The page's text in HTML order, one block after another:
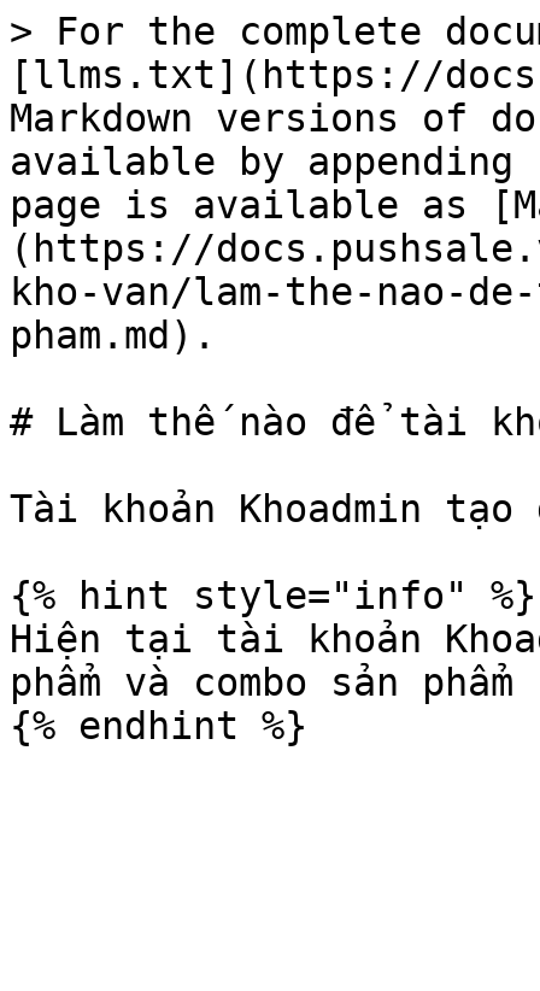
> For the complete
[llms.txt](https://
Markdown versions of
available by
page is available as
(https://
kho-van/lam-the-nao-
pham.md).
# Làm thế nào để tài
Tài khoản Khoadmin tạo
{% hint style="info" %}
Hiện tại tài khoản
phẩm và combo sản